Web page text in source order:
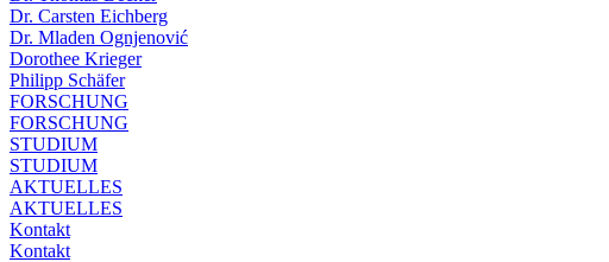
Dr. Carsten Eichberg
Dr. Mladen Ognjenović
Dorothee Krieger
Philipp Schäfer
FORSCHUNG
FORSCHUNG
STUDIUM
STUDIUM
AKTUELLES
AKTUELLES
Kontakt
Kontakt